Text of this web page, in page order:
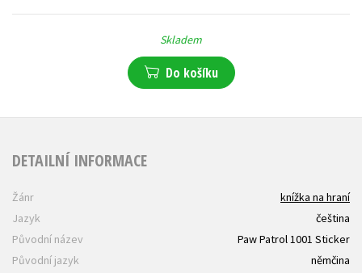
Skladem
Do košíku
DETAILNÍ INFORMACE
Žánr
knížka na hraní
Jazyk
čeština
Původní název
Paw Patrol 1001 Sticker
Původní jazyk
němčina